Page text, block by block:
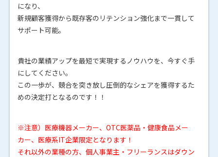
になり、
新規顧客獲得から既存客のリテンション強化まで一貫して
サポート可能。
貴社の業績アップを最短で実現するノウハウを、今すぐ手
にしてください。
この一歩が、競合を突き放し圧倒的なシェアを獲得するた
めの決定打となるのです！！
※注意）医療機器メーカー、OTC医薬品・健康食品メー
カー、医療系IT企業限定となります！
それ以外の業種の方、個人事業主・フリーランスはダウン